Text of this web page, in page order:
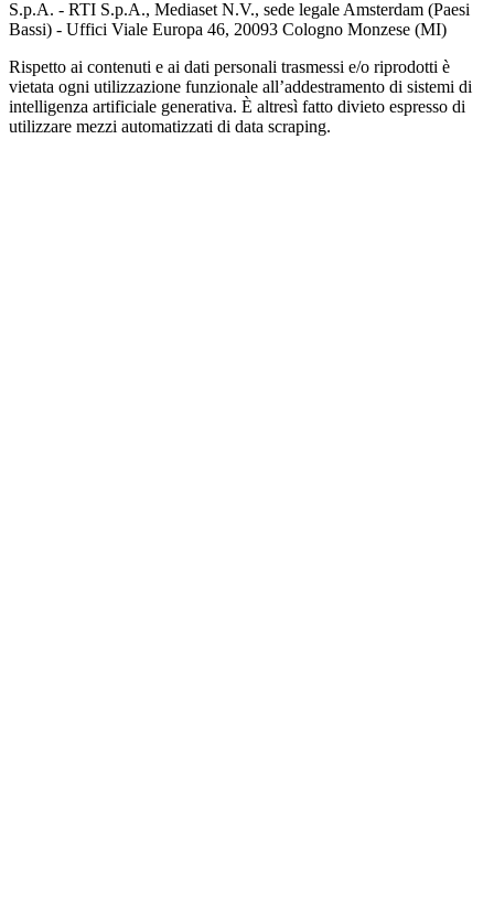
S.p.A. - RTI S.p.A., Mediaset N.V., sede legale Amsterdam (Paesi
Bassi) - Uffici Viale Europa 46, 20093 Cologno Monzese (MI)
Rispetto ai contenuti e ai dati personali trasmessi e/o riprodotti è
vietata ogni utilizzazione funzionale all’addestramento di sistemi di
intelligenza artificiale generativa. È altresì fatto divieto espresso di
utilizzare mezzi automatizzati di data scraping.